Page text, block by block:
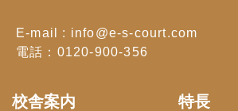
E-mail : info@e-s-court.com
電話：0120-900-356
校舎案内 特長